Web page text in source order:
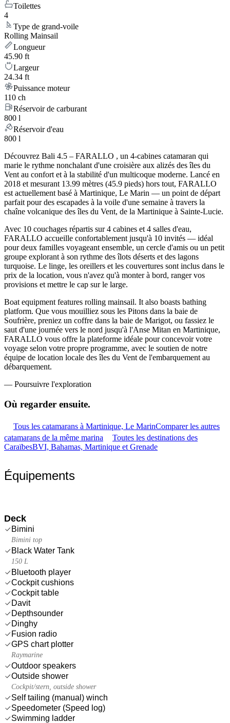
Toilettes
4
Type de grand-voile
Rolling Mainsail
Longueur
45.90 ft
Largeur
24.34 ft
Puissance moteur
110 ch
Réservoir de carburant
800 l
Réservoir d'eau
800 l
Découvrez Bali 4.5 – FARALLO , un 4-cabines catamaran qui
marie le rythme nonchalant d'une croisière aux alizés des îles du
Vent au confort et à la stabilité d'un multicoque moderne. Lancé en
2018 et mesurant 13.99 mètres (45.9 pieds) hors tout, FARALLO
est actuellement basé à Martinique, Le Marin — un point de départ
parfait pour des escapades à la voile d'une semaine à travers la
chaîne volcanique des îles du Vent, de la Martinique à Sainte-Lucie.
Avec 10 couchages répartis sur 4 cabines et 4 salles d'eau,
FARALLO accueille confortablement jusqu'à 10 invités — idéal
pour deux familles voyageant ensemble, un cercle d'amis ou un petit
groupe explorant à son rythme des îlots déserts et des lagons
turquoise. Le linge, les oreillers et les couvertures sont inclus dans le
prix de la location, vous n'avez qu'à monter à bord, ranger vos
provisions et mettre le cap sur le large.
Boat equipment features rolling mainsail. It also boasts bathing
platform. Que vous mouilliez sous les Pitons dans la baie de
Soufrière, preniez un coffre dans la baie de Marigot, ou fassiez le
saut d'une journée vers le nord jusqu'à l'Anse Mitan en Martinique,
FARALLO vous offre la plateforme idéale pour concevoir votre
voyage selon votre propre programme, avec le soutien de notre
équipe de location locale des îles du Vent de l'embarquement au
débarquement.
— Poursuivre l'exploration
Où regarder ensuite.
Tous les catamarans à Martinique, Le MarinComparer les autres
catamarans de la même marina
Toutes les destinations des
CaraïbesBVI, Bahamas, Martinique et Grenade
Équipements
Deck
Bimini
Bimini top
Black Water Tank
150 L
Bluetooth player
Cockpit cushions
Cockpit table
Davit
Depthsounder
Dinghy
Fusion radio
GPS chart plotter
Raymarine
Outdoor speakers
Outside shower
Cockpit/stern, outside shower
Self tailing (manual) winch
Speedometer (Speed log)
Swimming ladder